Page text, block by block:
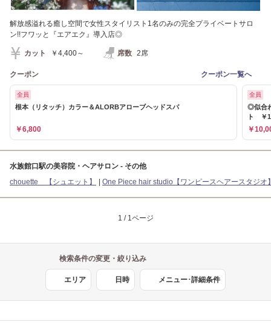
解放感溢れる癒し空間で女性スタイリスト1名のみの完全プライベートサロ
ン!!フワッと『エアエク』導入店◎
カット ￥4,400～ 席数 2席
クーポン クーポン一覧へ
全員
根本（リタッチ）カラー＆ALORBアローブヘッドスパ
￥6,800
全員
◎似合
ト ￥
￥
水族館口駅の美容院・ヘアサロン - その他
chouette 【シュエット】
One Piece hair studio【ワンピースヘアースタジオ
1 / 1ページ
検索条件の変更・絞り込み
エリア 日時 メニュー･詳細条件